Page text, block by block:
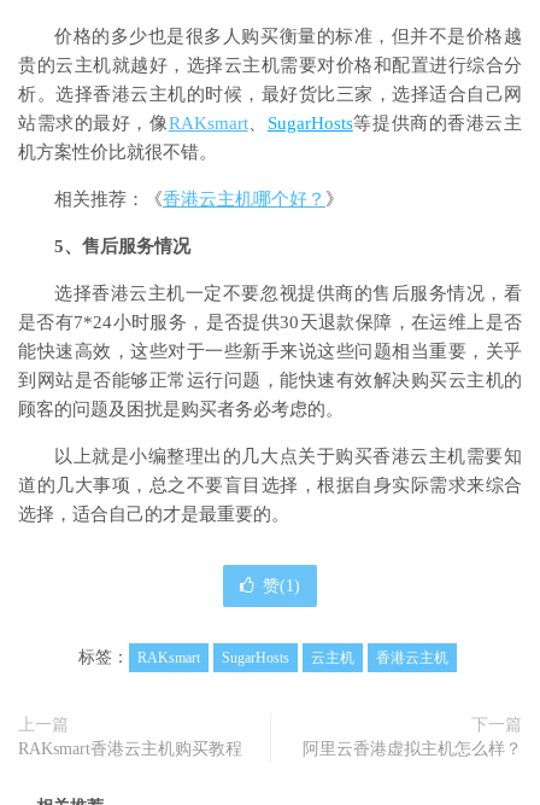
价格的多少也是很多人购买衡量的标准，但并不是价格越
贵的云主机就越好，选择云主机需要对价格和配置进行综合分
析。选择香港云主机的时候，最好货比三家，选择适合自己网
站需求的最好，像RAKsmart、 SugarHosts等提供商的香港云主
机方案性价比就很不错。
相关推荐：《香港云主机哪个好？ 》
5、售后服务情况
选择香港云主机一定不要忽视提供商的售后服务情况，看
是否有7*24小时服务，是否提供30天退款保障，在运维上是否
能快速高效，这些对于一些新手来说这些问题相当重要，关乎
到网站是否能够正常运行问题，能快速有效解决购买云主机的
顾客的问题及困扰是购买者务必考虑的。
以上就是小编整理出的几大点关于购买香港云主机需要知
道的几大事项，总之不要盲目选择，根据自身实际需求来综合
选择，适合自己的才是最重要的。
赞(1 )
标签： RAKsmart SugarHosts 云主机 香港云主机
上一篇
RAKsmart香港云主机购买教程
下一篇
阿里云香港虚拟主机怎么样？